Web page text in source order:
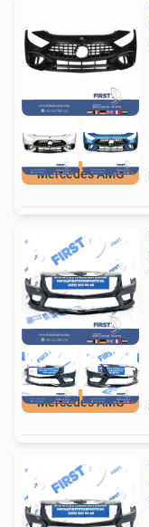
Mercedes AMG
Mercedes AMG